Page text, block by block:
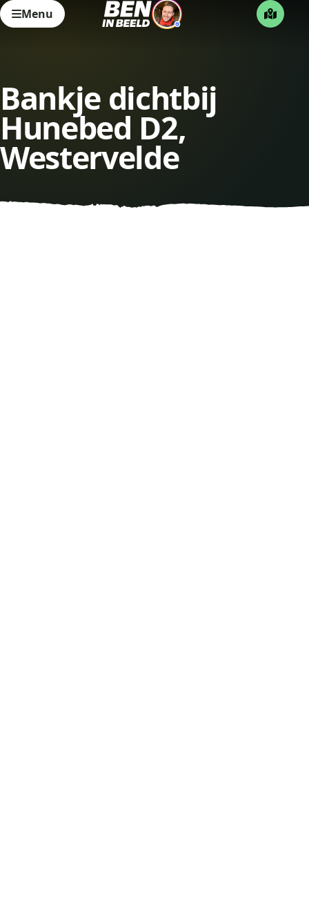
Menu
Bankje dichtbij
Hunebed D2,
Westervelde